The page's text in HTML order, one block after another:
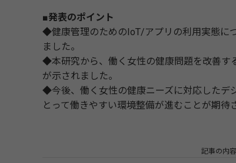
■発表のポイント
◆健康管理のためのIoT/アプリの利用実態に
ました。
◆本研究から、働く女性の健康問題を改善す
が示されました。
◆今後、働く女性の健康ニーズに対応したデ
とって働きやすい環境整備が進むことが期待
記事の内